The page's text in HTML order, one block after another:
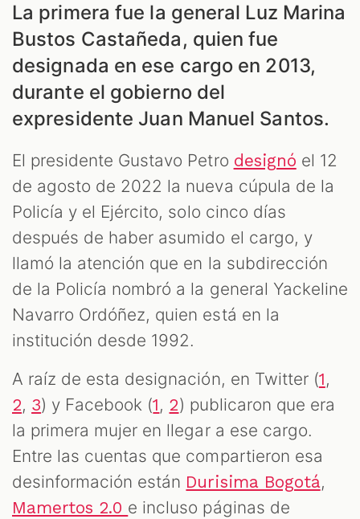
La primera fue la general Luz Marina
Bustos Castañeda, quien fue
designada en ese cargo en 2013,
durante el gobierno del
expresidente Juan Manuel Santos.
El presidente Gustavo Petro designó el 12
de agosto de 2022 la nueva cúpula de la
Policía y el Ejército, solo cinco días
después de haber asumido el cargo, y
llamó la atención que en la subdirección
de la Policía nombró a la general Yackeline
Navarro Ordóñez, quien está en la
institución desde 1992.
A raíz de esta designación, en Twitter (1,
2, 3) y Facebook (1, 2) publicaron que era
la primera mujer en llegar a ese cargo.
Entre las cuentas que compartieron esa
desinformación están Durisima Bogotá,
Mamertos 2.0 e incluso páginas de